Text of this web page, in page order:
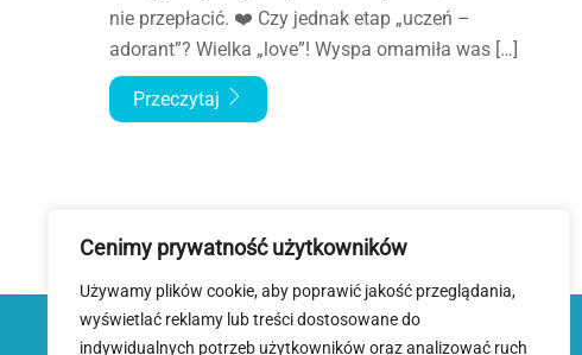
Cenimy prywatność użytkowników
Używamy plików cookie, aby poprawić jakość przeglądania,
wyświetlać reklamy lub treści dostosowane do
indywidualnych potrzeb użytkowników oraz analizować ruch
nie przepłacić. ❤️ Czy jednak etap „uczeń –
adorant”? Wielka „love”! Wyspa omamiła was […]
Przeczytaj